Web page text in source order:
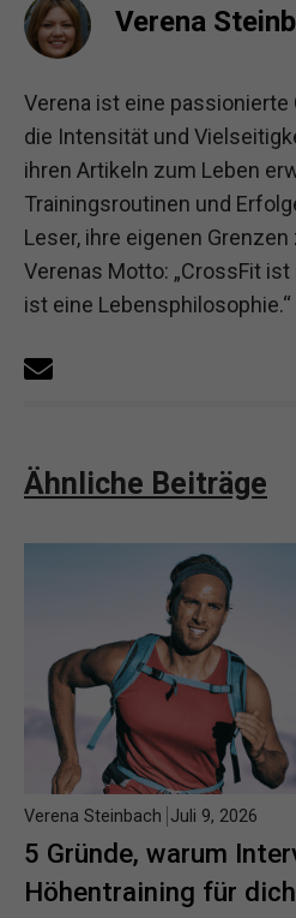
Verena
Verena ist eine passionierte
die Intensität und
ihren Artikeln zum Leben
Trainingsroutinen und
Leser, ihre eigenen
Verenas Motto: „CrossFit
ist eine Lebensphilosophie.“
Ähnliche Beiträge
5 Gründe, warum
Höhentraining für
Verena Steinbach Juli 9, 2026